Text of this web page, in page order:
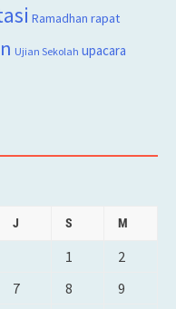
Ramadhan rapat
Ujian Sekolah upacara
J S M
1
2
7 8
9